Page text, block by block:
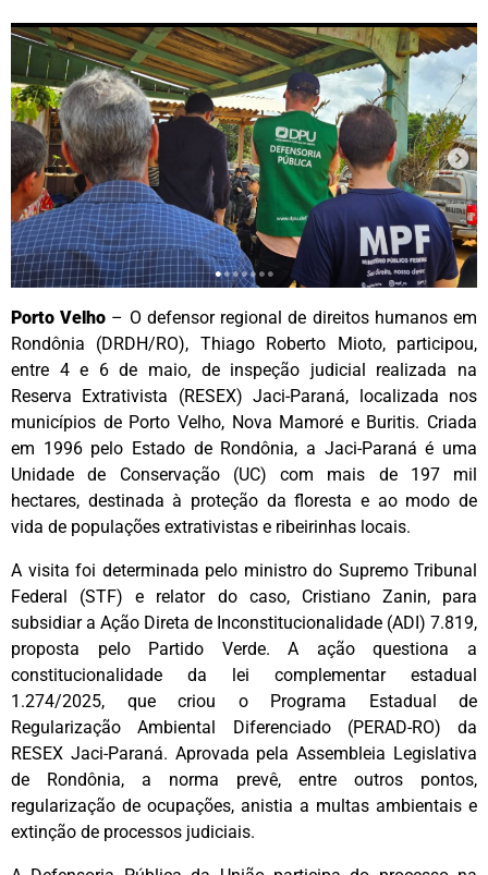
Porto Velho – O defensor regional de direitos humanos em
Rondônia (DRDH/RO), Thiago Roberto Mioto, participou,
entre 4 e 6 de maio, de inspeção judicial realizada na
Reserva Extrativista (RESEX) Jaci-Paraná, localizada nos
municípios de Porto Velho, Nova Mamoré e Buritis. Criada
em 1996 pelo Estado de Rondônia, a Jaci-Paraná é uma
Unidade de Conservação (UC) com mais de 197 mil
hectares, destinada à proteção da floresta e ao modo de
vida de populações extrativistas e ribeirinhas locais.
A visita foi determinada pelo ministro do Supremo Tribunal
Federal (STF) e relator do caso, Cristiano Zanin, para
subsidiar a Ação Direta de Inconstitucionalidade (ADI) 7.819,
proposta pelo Partido Verde. A ação questiona a
constitucionalidade da lei complementar estadual
1.274/2025, que criou o Programa Estadual de
Regularização Ambiental Diferenciado (PERAD-RO) da
RESEX Jaci-Paraná. Aprovada pela Assembleia Legislativa
de Rondônia, a norma prevê, entre outros pontos,
regularização de ocupações, anistia a multas ambientais e
extinção de processos judiciais.